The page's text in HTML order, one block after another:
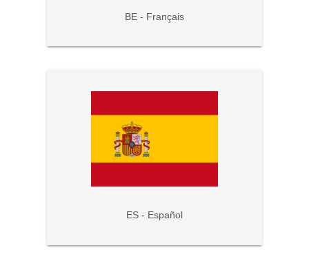
BE - Français
ES - Español